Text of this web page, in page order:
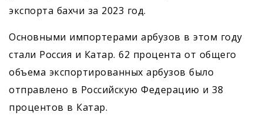
экспорта бахчи за 2023 год.
Основными импортерами арбузов в этом году
стали Россия и Катар. 62 процента от общего
объема экспортированных арбузов было
отправлено в Российскую Федерацию и 38
процентов в Катар.